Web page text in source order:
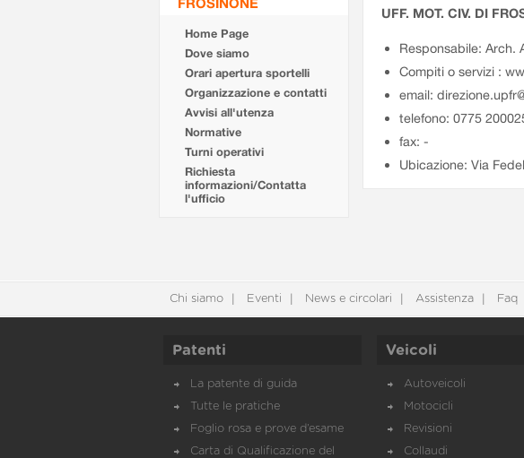
Home Page
Dove siamo
Orari apertura sportelli
Organizzazione e contatti
Avvisi all'utenza
Normative
Turni operativi
Richiesta
informazioni/Contatta
l'ufficio
UFF. MOT. CIV. DI
Responsabile: Arch.
Compiti o servizi :
email:
telefono: 0775
fax: -
Ubicazione: Via
Chi siamo Eventi News e circolari Assistenza Faq
Patenti
La patente di guida
Tutte le pratiche
Foglio rosa e prove d’esame
Carta di Qualificazione del
Veicoli
Autoveicoli
Motocicli
Revisioni
Collaudi